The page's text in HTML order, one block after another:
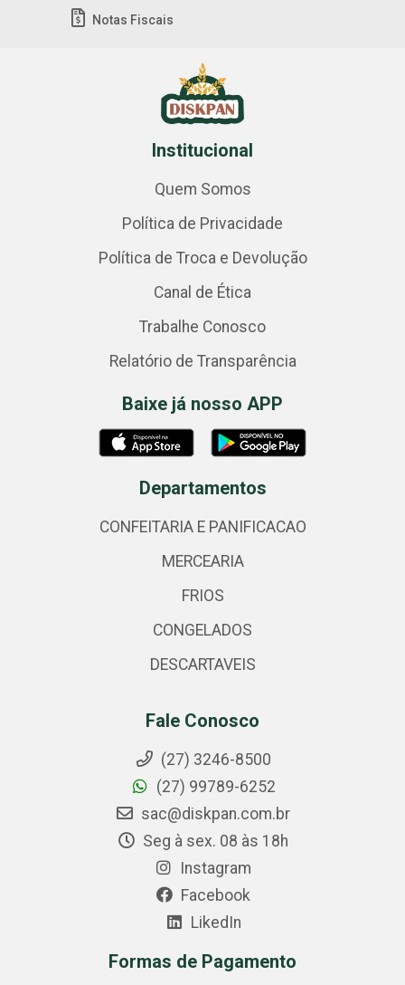
Notas Fiscais
Institucional
Quem Somos
Política de Privacidade
Política de Troca e Devolução
Canal de Ética
Trabalhe Conosco
Relatório de Transparência
Baixe já nosso APP
Departamentos
CONFEITARIA E PANIFICACAO
MERCEARIA
FRIOS
CONGELADOS
DESCARTAVEIS
Fale Conosco
(27) 3246-8500
(27) 99789-6252
sac@diskpan.com.br
Seg à sex. 08 às 18h
Instagram
Facebook
LikedIn
Formas de Pagamento